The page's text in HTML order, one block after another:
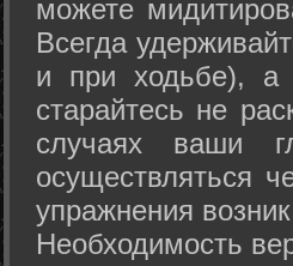
можете
Всегда
и при ходьбе), а
старайтесь не
случаях ваши
осуществляться
упражнения
Необходимость